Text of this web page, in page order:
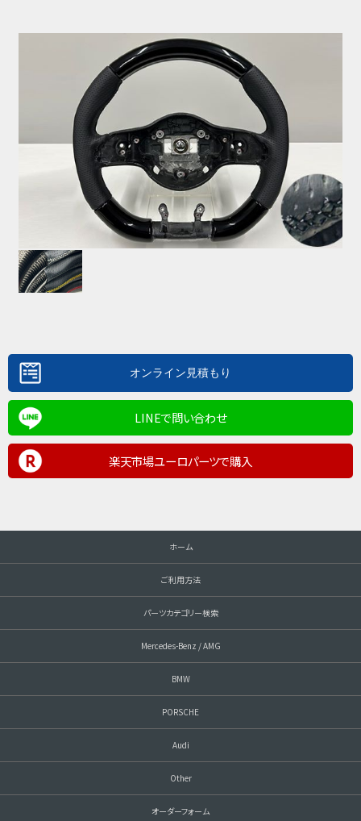
LINEで問い合わせ
楽天市場ユーロパーツで購入
ホーム
ご利用方法
パーツカテゴリー検索
Mercedes-Benz / AMG
BMW
PORSCHE
Audi
Other
オーダーフォーム